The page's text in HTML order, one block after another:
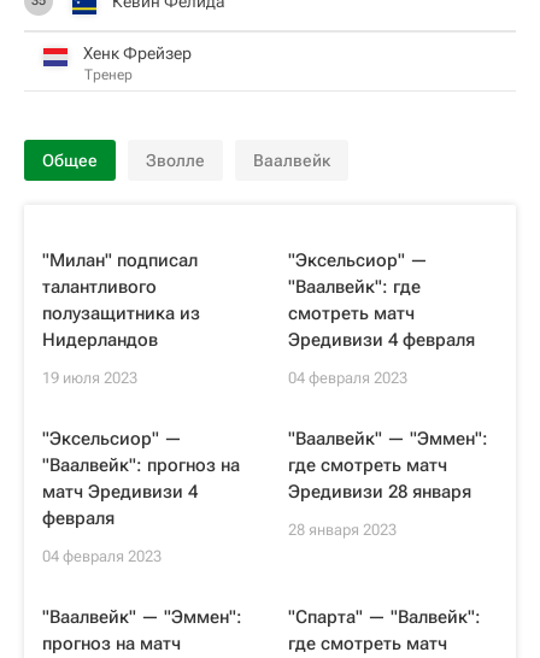
Хенк Фрейзер
Тренер
Общее Зволле Ваалвейк
"Милан" подписал
талантливого
полузащитника из
Нидерландов
19 июля 2023
"Эксельсиор" —
"Ваалвейк": где
смотреть матч
Эредивизи 4 февраля
04 февраля 2023
"Эксельсиор" —
"Ваалвейк": прогноз на
матч Эредивизи 4
февраля
04 февраля 2023
"Ваалвейк" — "Эммен":
где смотреть матч
Эредивизи 28 января
28 января 2023
"Ваалвейк" — "Эммен":
прогноз на матч
"Спарта" — "Валвейк":
где смотреть матч